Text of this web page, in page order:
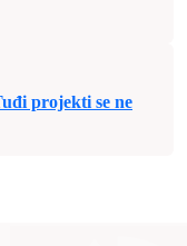
projekti se ne